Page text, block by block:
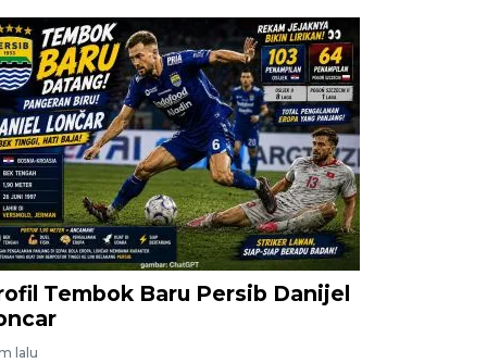
Tembok Baru Persib Danijel
lalu